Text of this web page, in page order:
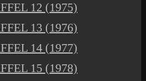
12 (1975)
13 (1976)
14 (1977)
15 (1978)